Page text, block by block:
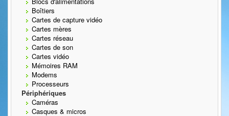
Boîtiers
Cartes de capture vidéo
Cartes mères
Cartes réseau
Cartes de son
Cartes vidéo
Mémoires RAM
Modems
Processeurs
Périphériques
Caméras
Casques & micros